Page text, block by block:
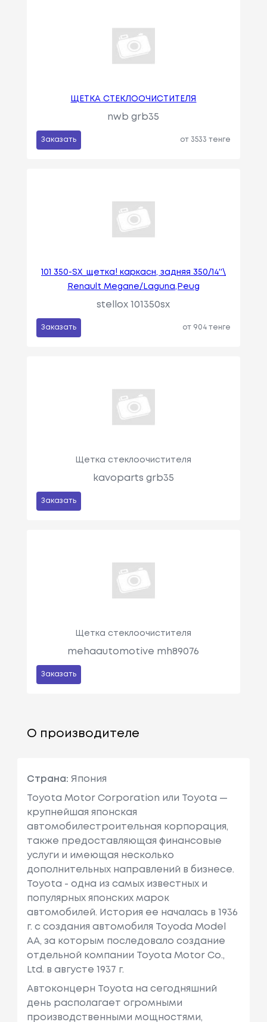
ЩЕТКА СТЕКЛООЧИСТИТЕЛЯ
nwb grb35
Заказать от 3533 тенге
101 350-SX_щетка! каркасн, задняя 350/14''\
Renault Megane/Laguna,Peug
stellox 101350sx
Заказать от 904 тенге
Щетка стеклоочистителя
kavoparts grb35
Заказать
Щетка стеклоочистителя
mehaautomotive mh89076
Заказать
О производителе
Страна: Япония
Toyota Motor Corporation или Toyota —
крупнейшая японская
автомобилестроительная корпорация,
также предоставляющая финансовые
услуги и имеющая несколько
дополнительных направлений в бизнесе.
Toyota - одна из самых известных и
популярных японских марок
автомобилей. История ее началась в 1936
г. с создания автомобиля Toyoda Model
AA, за которым последовало создание
отдельной компании Toyota Motor Co.,
Ltd. в августе 1937 г.
Автоконцерн Toyota на сегодняшний
день располагает огромными
производственными мощностями,